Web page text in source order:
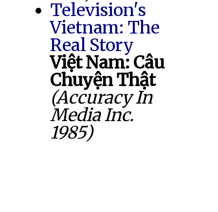
Television's
Vietnam: The
Real Story
Việt Nam: Câu
Chuyện Thật
(Accuracy In
Media Inc.
1985)